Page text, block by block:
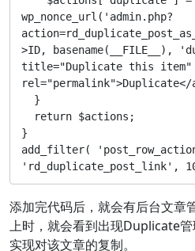
wp_nonce_url('admin.php?
>ID,
title="Duplicate this item"
}
add_filter(
'rd_duplicate_post_link',
添加完代码后，就会有后台文章
上时，就会看到出现Duplicate
实现对该文章的复制。